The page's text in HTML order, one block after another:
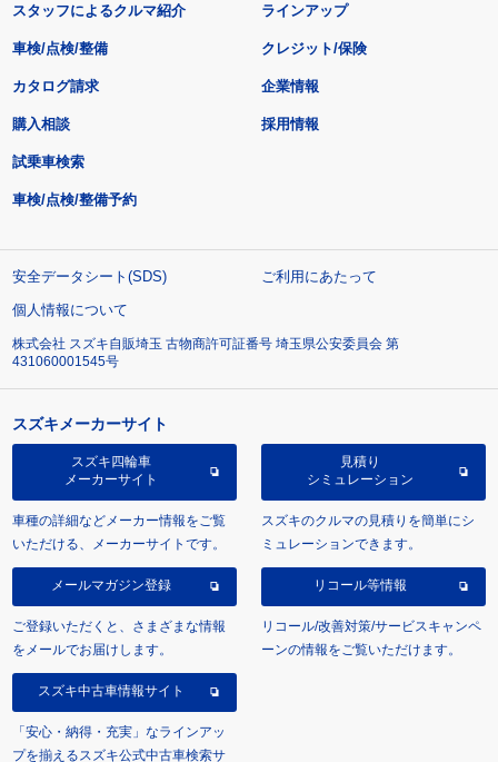
スタッフによるクルマ紹介 ラインアップ
車検/点検/整備 クレジット/保険
カタログ請求
購入相談
試乗車検索
車検/点検/整備予約
企業情報
採用情報
安全データシート(SDS)
ご利用にあたって
個人情報について
株式会社 スズキ自販埼玉 古物商許可証番号 埼玉県公安委員会 第
431060001545号
スズキメーカーサイト
スズキ四輪車
メーカーサイト
車種の詳細などメーカー情報をご覧
いただける、メーカーサイトです。
見積り
シミュレーション
スズキのクルマの見積りを簡単にシ
ミュレーションできます。
メールマガジン登録
ご登録いただくと、さまざまな情報
をメールでお届けします。
リコール等情報
リコール/改善対策/サービスキャンペ
ーンの情報をご覧いただけます。
スズキ中古車情報サイト
「安心・納得・充実」なラインアッ
プを揃えるスズキ公式中古車検索サ